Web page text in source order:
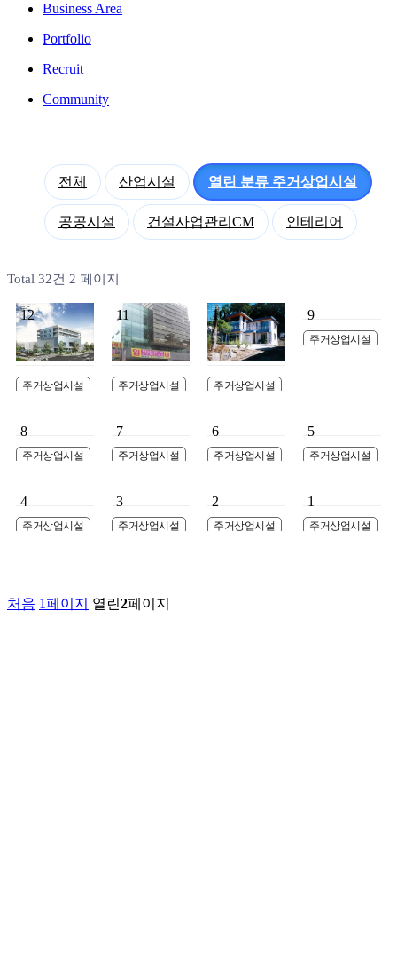
Business Area
Portfolio
Recruit
Community
전체 산업시설 열린 분류 주거상업시설
공공시설 건설사업관리CM 인테리어
Total 32건 2 페이지
12
주거상업시설
11
주거상업시설
10
주거상업시설
9
주거상업시설
8
주거상업시설
7
주거상업시설
6
주거상업시설
5
주거상업시설
4
주거상업시설
3
주거상업시설
2
주거상업시설
1
주거상업시설
처음 1페이지 열린2페이지